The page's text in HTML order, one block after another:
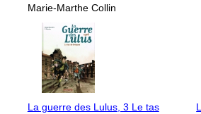
Marie-Marthe Collin
La guerre des Lulus, 3 Le tas